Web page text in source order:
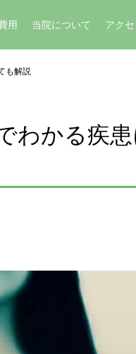
用 当院について アクセ
も解説
わかる疾